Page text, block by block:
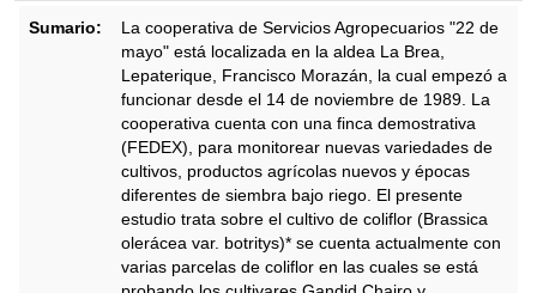
Sumario:
La cooperativa de Servicios Agropecuarios "22 de
mayo" está localizada en la aldea La Brea,
Lepaterique, Francisco Morazán, la cual empezó a
funcionar desde el 14 de noviembre de 1989. La
cooperativa cuenta con una finca demostrativa
(FEDEX), para monitorear nuevas variedades de
cultivos, productos agrícolas nuevos y épocas
diferentes de siembra bajo riego. El presente
estudio trata sobre el cultivo de coliflor (Brassica
olerácea var. botritys)* se cuenta actualmente con
varias parcelas de coliflor en las cuales se está